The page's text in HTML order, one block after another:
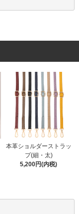
本革ショルダーストラッ
プ(細・太)
5,200円(内税)